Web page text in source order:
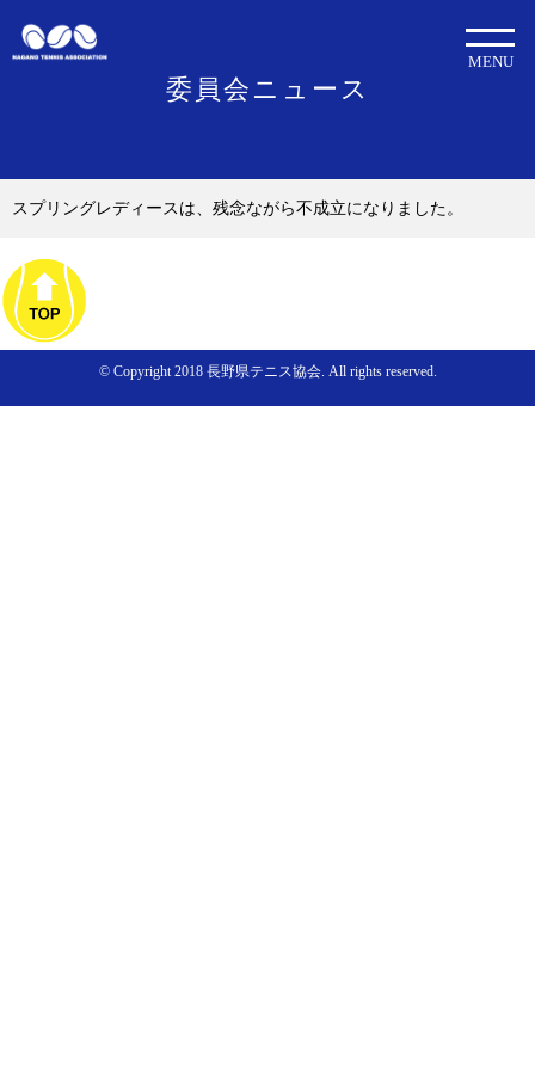
委員会ニュース
MENU
スプリングレディースは、残念ながら不成立になりました。
© Copyright 2018 長野県テニス協会. All rights reserved.